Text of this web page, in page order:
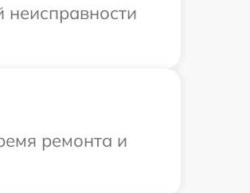
неисправности
ремонта и